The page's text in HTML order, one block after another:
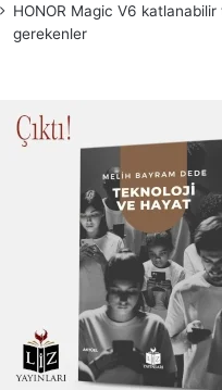
HONOR Magic V6
gerekenler